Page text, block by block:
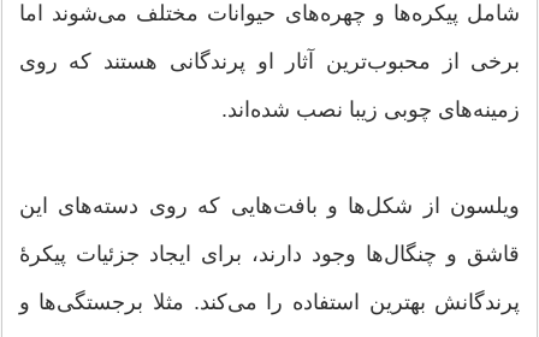
شامل پیکره‌ها و چهره‌های حیوانات مختلف می‌شوند اما
برخی از محبوب‌ترین آثار او پرندگانی هستند که روی
زمینه‌های چوبی زیبا نصب شده‌اند.
ویلسون از شکل‌ها و بافت‌هایی که روی دسته‌های این
قاشق و چنگال‌ها وجود دارند، برای ایجاد جزئیات پیکرۀ
پرندگانش بهترین استفاده را می‌کند. مثلا برجستگی‌ها و